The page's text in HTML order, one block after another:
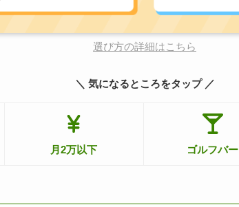
選び方の詳細はこちら
＼ 気になるところをタップ ／
月2万以下 ゴルフバー